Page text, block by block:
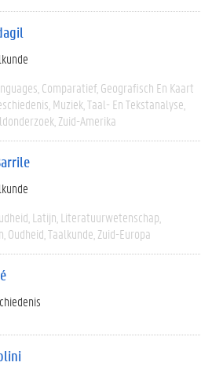
Comparatief Geografisch En Kaart
Muziek Taal- En Tekstanalyse
Zuid-Amerika
Latijn Literatuurwetenschap
Oudheid Taalkunde Zuid-Europa